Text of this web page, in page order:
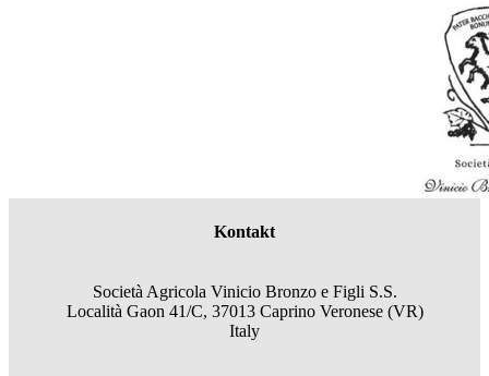
Kontakt
Società Agricola Vinicio Bronzo e Figli S.S.
Località Gaon 41/C, 37013 Caprino Veronese (VR)
Italy